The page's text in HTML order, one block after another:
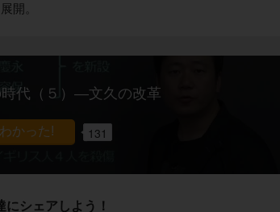
開。
代（５）―文久の改革
131
にシェアしよう！